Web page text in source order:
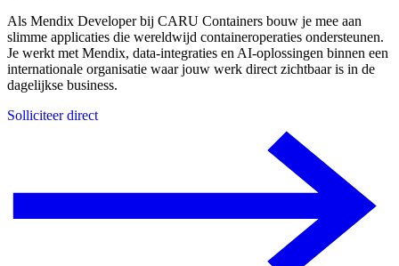
Als Mendix Developer bij CARU Containers bouw je mee aan
slimme applicaties die wereldwijd containeroperaties ondersteunen.
Je werkt met Mendix, data-integraties en AI-oplossingen binnen een
internationale organisatie waar jouw werk direct zichtbaar is in de
dagelijkse business.
Solliciteer direct